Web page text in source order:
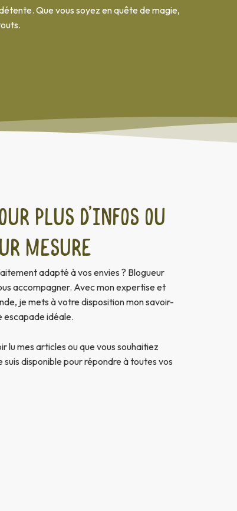
Que vous soyez en quête de magie,
plus d’infos ou
mesure
adapté à vos envies ? Blogueur
accompagner. Avec mon expertise et
je mets à votre disposition mon savoir-
escapade idéale.
lu mes articles ou que vous souhaitiez
disponible pour répondre à toutes vos